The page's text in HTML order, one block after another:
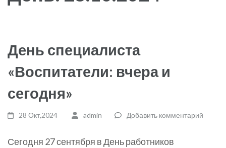
День специалиста
«Воспитатели: вчера и
сегодня»
28 Окт,2024 admin Добавить комментарий
Сегодня 27 сентября в День работников